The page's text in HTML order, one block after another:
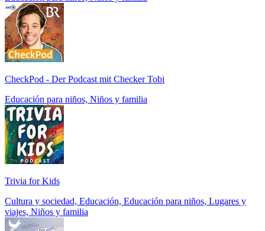
CheckPod - Der Podcast mit Checker Tobi
Educación para niños, Niños y familia
Trivia for Kids
Cultura y sociedad, Educación, Educación para niños, Lugares y
viajes, Niños y familia